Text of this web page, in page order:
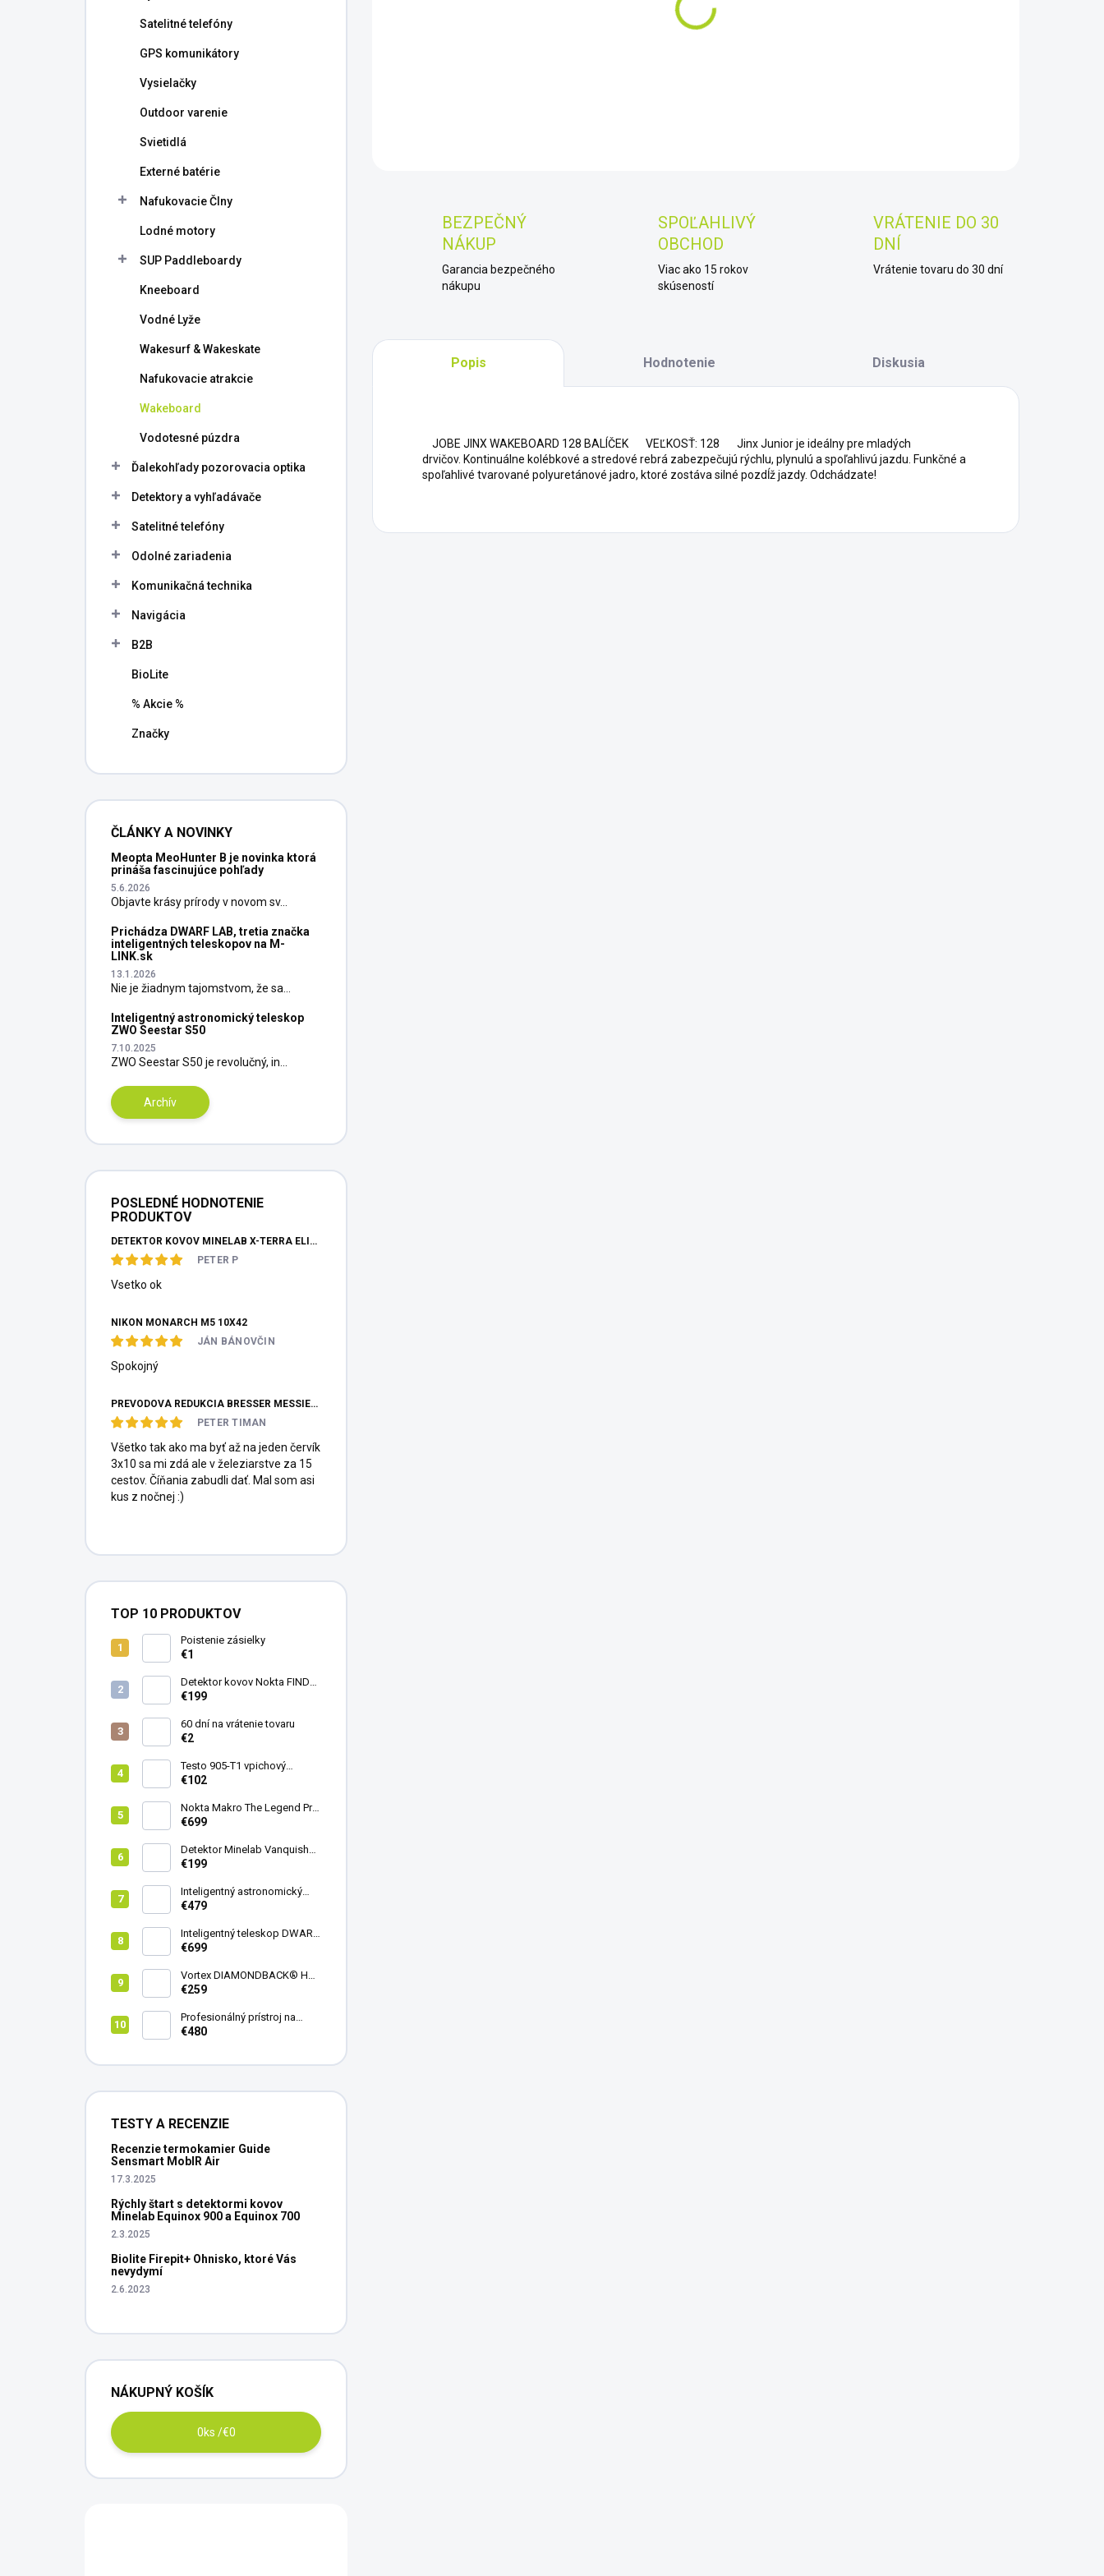
Satelitné telefóny
GPS komunikátory
Vysielačky
Outdoor varenie
Svietidlá
Externé batérie
Nafukovacie Člny
Lodné motory
SUP Paddleboardy
Kneeboard
Vodné Lyže
Wakesurf & Wakeskate
Nafukovacie atrakcie
Wakeboard
Vodotesné púzdra
Ďalekohľady pozorovacia optika
Detektory a vyhľadávače
Satelitné telefóny
Odolné zariadenia
Komunikačná technika
Navigácia
B2B
BioLite
% Akcie %
Značky
ČLÁNKY A NOVINKY
Meopta MeoHunter B je novinka ktorá
prináša fascinujúce pohľady
5.6.2026
Objavte krásy prírody v novom sv...
Prichádza DWARF LAB, tretia značka
inteligentných teleskopov na M-
LINK.sk
13.1.2026
Nie je žiadnym tajomstvom, že sa...
Inteligentný astronomický teleskop
ZWO Seestar S50
7.10.2025
ZWO Seestar S50 je revolučný, in...
Archív
POSLEDNÉ HODNOTENIE
PRODUKTOV
DETEKTOR KOVOV MINELAB X-TERRA ELITE PINPOITER SET
PETER P
Vsetko ok
NIKON MONARCH M5 10X42
JÁN BÁNOVČIN
Spokojný
PREVODOVÁ REDUKCIA BRESSER MESSIER HEXAFOC 1:10
PETER TIMAN
Všetko tak ako ma byť až na jeden červík
3x10 sa mi zdá ale v železiarstve za 15
cestov. Číňania zabudli dať. Mal som asi
kus z nočnej :)
TOP 10 PRODUKTOV
Poistenie zásielky
€1
Detektor kovov Nokta FINDX
Pro
€199
60 dní na vrátenie tovaru
€2
Testo 905-T1 vpichový
teplomer
€102
Nokta Makro The Legend Pro
Pack - model 2024
€699
Detektor Minelab Vanquish
340
€199
Inteligentný astronomický
teleskop DwarfLab Dwarf
€479
Inteligentný teleskop DWARF
III + originálny statív DWARF 3
€699
Vortex DIAMONDBACK® HD
8X42
€259
Profesionálný prístroj na
vedenie vŕtania Laserliner
€480
TESTY A RECENZIE
Recenzie termokamier Guide
Sensmart MobIR Air
17.3.2025
Rýchly štart s detektormi kovov
Minelab Equinox 900 a Equinox 700
2.3.2025
Biolite Firepit+ Ohnisko, ktoré Vás
nevydymí
2.6.2023
NÁKUPNÝ KOŠÍK
0ks /€0
BEZPEČNÝ
NÁKUP
Garancia bezpečného
nákupu
SPOĽAHLIVÝ
OBCHOD
Viac ako 15 rokov
skúseností
VRÁTENIE DO 30
DNÍ
Vrátenie tovaru do 30 dní
Popis Hodnotenie Diskusia
JOBE JINX WAKEBOARD 128 BALÍČEK VEĽKOSŤ: 128 Jinx Junior je ideálny pre mladých
drvičov. Kontinuálne kolébkové a stredové rebrá zabezpečujú rýchlu, plynulú a spoľahlivú jazdu. Funkčné a
spoľahlivé tvarované polyuretánové jadro, ktoré zostáva silné pozdĺž jazdy. Odchádzate!